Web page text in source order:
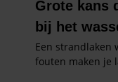
partners kunnen
informatie die u
verzameld op
gaat akkoord met